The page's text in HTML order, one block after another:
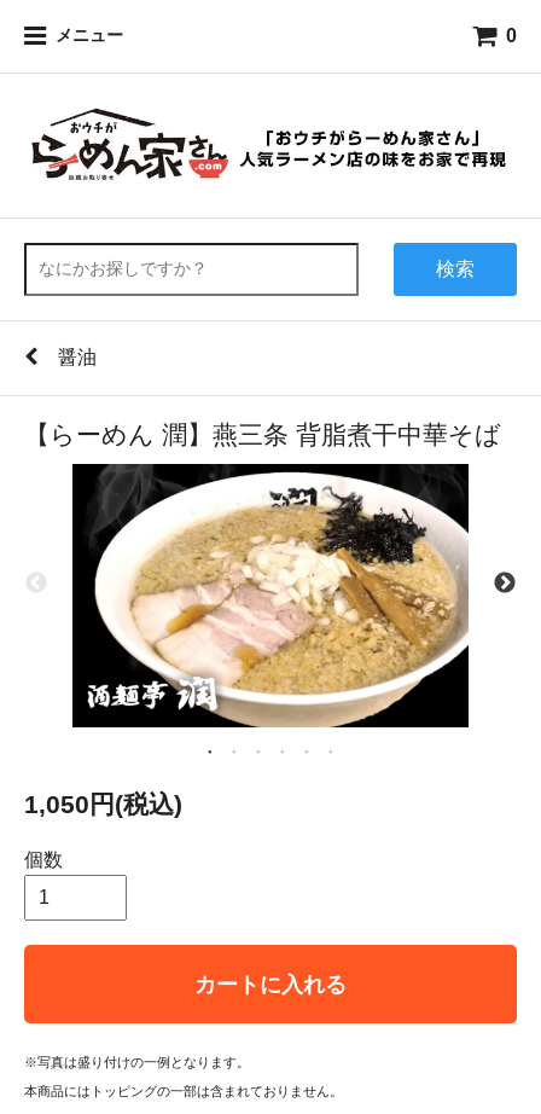
メニュー 0
検索
醤油
【らーめん 潤】燕三条 背脂煮干中華そば
1,050円(税込)
個数
カートに入れる
※写真は盛り付けの一例となります。
本商品にはトッピングの一部は含まれておりません。